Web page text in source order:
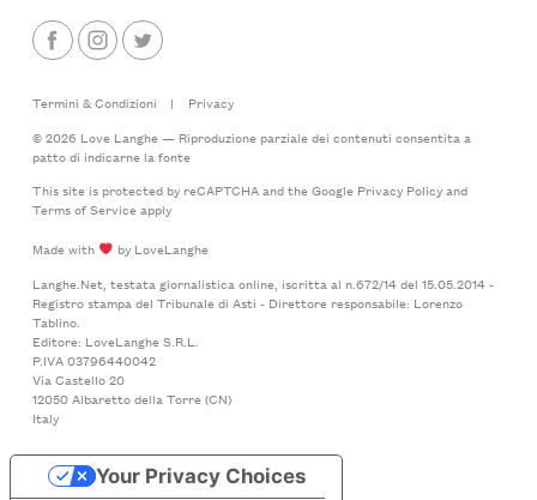
Termini & Condizioni |
Privacy
© 2026 Love Langhe — Riproduzione parziale dei contenuti consentita a
patto di indicarne la fonte
This site is protected by reCAPTCHA and the Google Privacy Policyand
Terms of Serviceapply
Made with
by LoveLanghe
Langhe.Net, testata giornalistica online, iscritta al n.672/14 del 15.05.2014 -
Registro stampa del Tribunale di Asti - Direttore responsabile: Lorenzo
Tablino.
Editore: LoveLanghe S.R.L.
P.IVA 03796440042
Via Castello 20
12050 Albaretto della Torre (CN)
Italy
Your Privacy Choices